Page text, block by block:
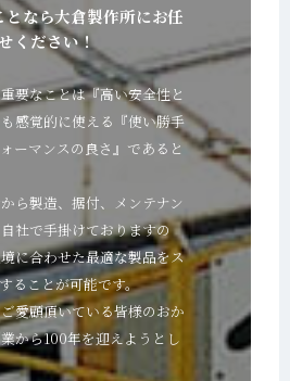
となら大倉製作所にお任
ください！
要なことは『高い安全性と
感覚的に使える『使い勝手
ーマンスの良さ』 であると
ら製造、据付、メンテナン
社で手掛けておりますの
に合わせた最適な製品をス
ることが可能です。
愛顧頂いている皆様のおか
から100年を迎えようとし